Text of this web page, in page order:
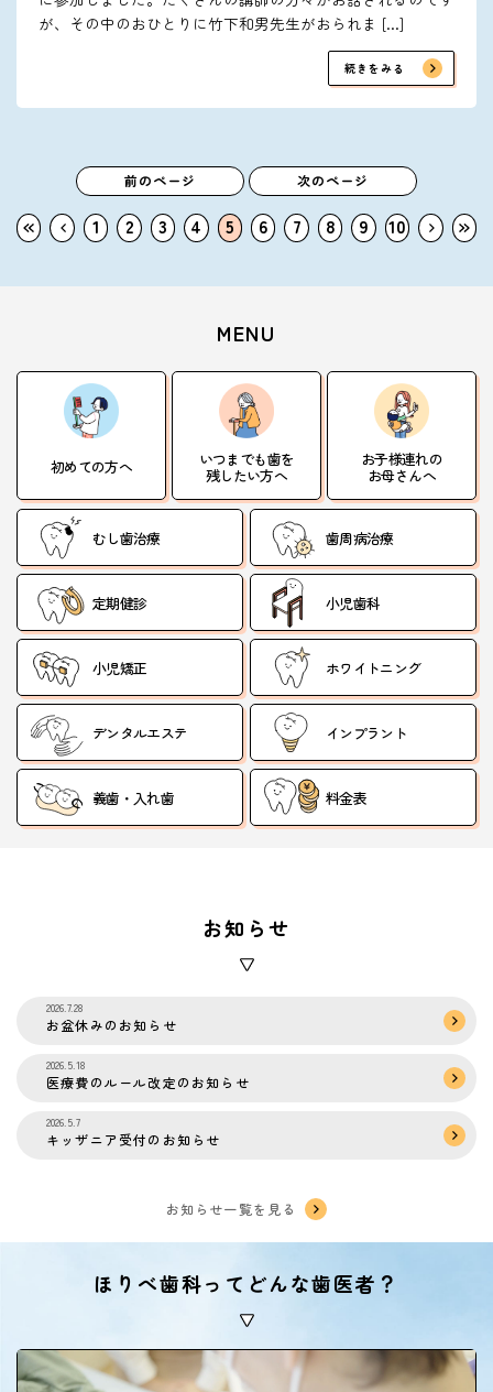
が、その中のおひとりに竹下和男先生がおられま […]
続きをみる
前のページ 次のページ
1 2 3 4 5 6 7 8 9 10
MENU
初めての方へ いつまでも歯を
残したい方へ
お子様連れの
お母さんへ
むし歯治療 歯周病治療
定期健診 小児歯科
小児矯正 ホワイトニング
デンタルエステ インプラント
義歯・入れ歯 料金表
お知らせ
2026.7.28
お盆休みのお知らせ
2026.5.18
医療費のルール改定のお知らせ
2026.5.7
キッザニア受付のお知らせ
お知らせ一覧を見る
ほりべ歯科ってどんな歯医者？